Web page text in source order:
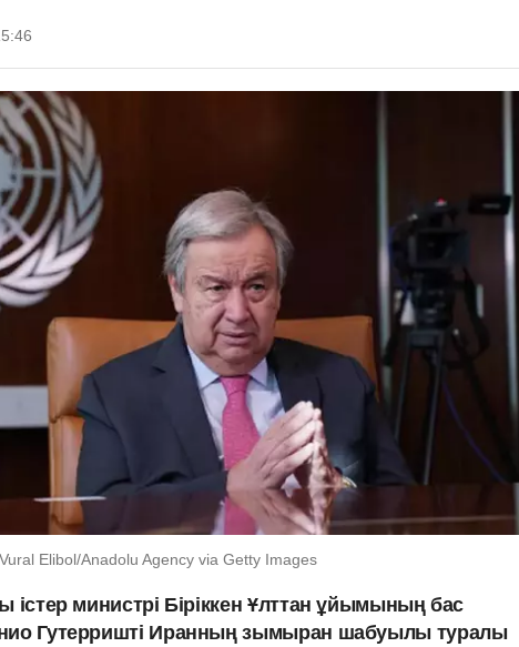
Elibol/Anadolu Agency via Getty Images
істер министрі Біріккен Ұлттан ұйымының бас
Гутерришті Иранның зымыран шабуылы туралы